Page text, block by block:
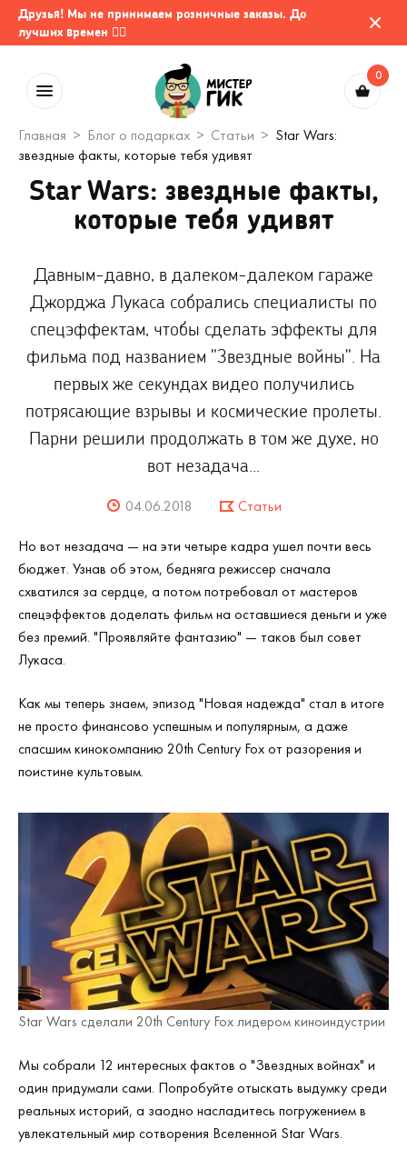
Друзья! Мы не принимаем розничные заказы. До
лучших времен 🤷‍♂️
0
Главная Блог о подарках Статьи
Star Wars:
звездные факты, которые тебя удивят
Star Wars: звездные факты,
которые тебя удивят
Давным-давно, в далеком-далеком гараже
Джорджа Лукаса собрались специалисты по
спецэффектам, чтобы сделать эффекты для
фильма под названием "Звездные войны". На
первых же секундах видео получились
потрясающие взрывы и космические пролеты.
Парни решили продолжать в том же духе, но
вот незадача...
04.06.2018 Статьи
Но вот незадача — на эти четыре кадра ушел почти весь
бюджет. Узнав об этом, бедняга режиссер сначала
схватился за сердце, а потом потребовал от мастеров
спецэффектов доделать фильм на оставшиеся деньги и уже
без премий. "Проявляйте фантазию" — таков был совет
Лукаса.
Как мы теперь знаем, эпизод "Новая надежда" стал в итоге
не просто финансово успешным и популярным, а даже
спасшим кинокомпанию 20th Century Fox от разорения и
поистине культовым.
Star Wars сделали 20th Century Fox лидером киноиндустрии
Мы собрали 12 интересных фактов о "Звездных войнах" и
один придумали сами. Попробуйте отыскать выдумку среди
реальных историй, а заодно насладитесь погружением в
увлекательный мир сотворения Вселенной Star Wars.